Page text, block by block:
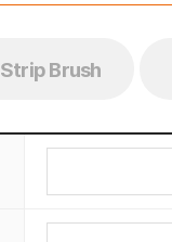
Strip Brush